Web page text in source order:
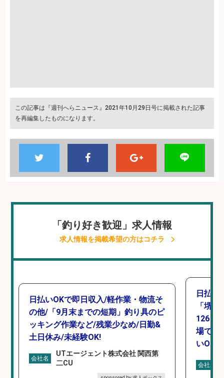
この記事は『週刊へらニュース』2021年10月29日号に掲載された記事
を再編集したものになります。
「釣り好き歓迎」求人情報
求人情報を掲載希望の方はコチラ
日払いOKで即日収入/軽作業・物流そ
の他/「9月末までの短期」釣り具のピ
ッキング作業など/残業少なめ/日勤&
土日休み/未経験OK!
会社名
UTエージェント株式会社 関西第
二CU
日払い
「堺
126日
場で自
いOK
会社名